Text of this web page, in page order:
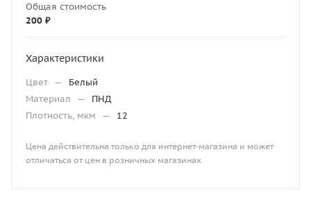
Общая стоимость
200 ₽
Характеристики
Цвет —
Белый
Материал
—
ПНД
Плотность, мкм
— 12
Цена действительна только для интернет-магазина и может
отличаться от цен в розничных магазинах